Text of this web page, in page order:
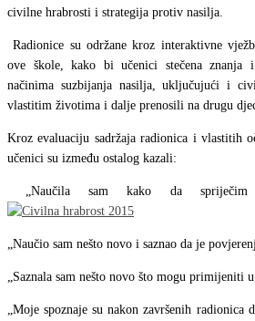
civilne hrabrosti i strategija protiv nasilja.
Radionice su održane kroz interaktivne
ove škole, kako bi učenici stečena znanja
načinima suzbijanja nasilja, uključujući i
vlastitim životima i dalje prenosili na drugu
Kroz evaluaciju sadržaja radionica i vlastitih
učenici su između ostalog kazali:
„Naučila sam kako da spriječim
Naučio sam nešto novo i saznao da je
Saznala sam nešto novo što mogu primijeniti
Moje spoznaje su nakon završenih radionica